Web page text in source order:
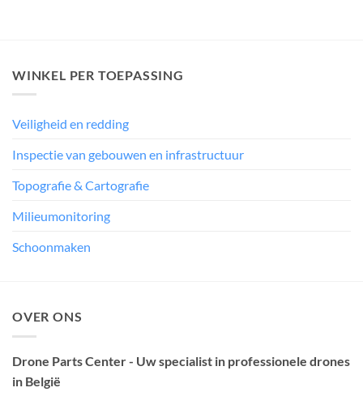
WINKEL PER TOEPASSING
Veiligheid en redding
Inspectie van gebouwen en infrastructuur
Topografie & Cartografie
Milieumonitoring
Schoonmaken
OVER ONS
Drone Parts Center - Uw specialist in professionele drones
in België